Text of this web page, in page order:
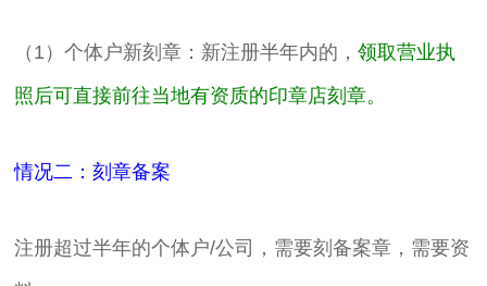
（1）个体户新刻章：新注册半年内的，领取营业执
照后可直接前往当地有资质的印章店刻章。
情况二：刻章备案
注册超过半年的个体户/公司，需要刻备案章，需要资